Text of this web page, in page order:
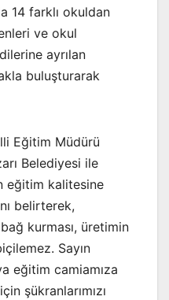
14 farklı okuldan
ve okul
ayrılan
buluşturarak
Eğitim Müdürü
Belediyesi ile
eğitim kalitesine
belirterek,
kurması, üretimin
Sayın
eğitim camiamıza
şükranlarımızı